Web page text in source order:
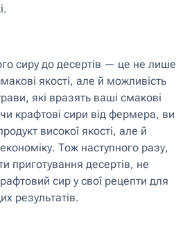
сиру до десертів — це не лише
якості, але й можливість
які вразять ваші смакові
крафтові сири від фермера, ви
високої якості, але й
Тож наступного разу,
приготування десертів, не
сир у свої рецепти для
результатів.